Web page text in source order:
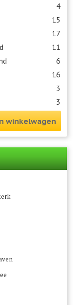
4
15
17
11
6
16
3
3
winkelwagen